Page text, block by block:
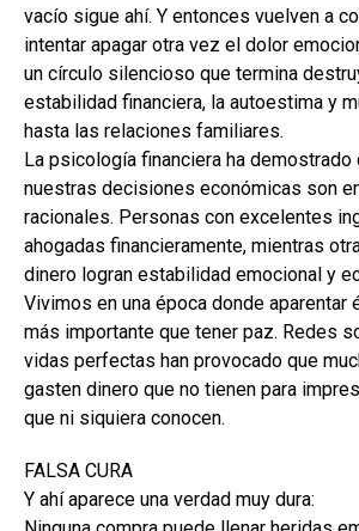
vacío sigue ahí. Y entonces vuelven a
intentar apagar otra vez el dolor
un círculo silencioso que termina
estabilidad financiera, la autoestima y
hasta las relaciones familiares.
La psicología financiera ha demostrado
nuestras decisiones económicas son
racionales. Personas con excelentes
ahogadas financieramente, mientras
dinero logran estabilidad emocional y
Vivimos en una época donde aparentar
más importante que tener paz. Redes
vidas perfectas han provocado que
gasten dinero que no tienen para
que ni siquiera conocen.
FALSA CURA
Y ahí aparece una verdad muy dura: